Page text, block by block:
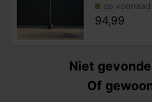
op voorraad
94,99
Niet
Of